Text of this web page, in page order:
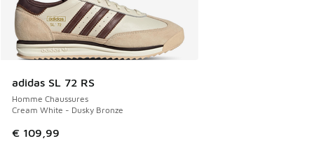
adidas SL 72 RS
Homme Chaussures
Cream White - Dusky Bronze
€ 109,99